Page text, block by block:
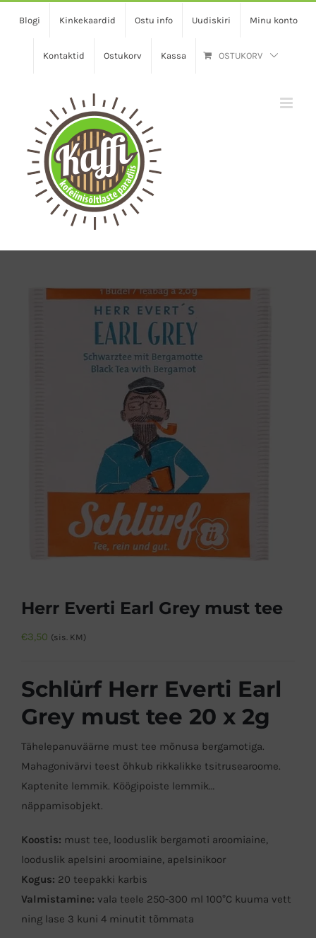
Blogi Kinkekaardid Ostu info Uudiskiri Minu konto
Kontaktid Ostukorv Kassa OSTUKORV
Herr Everti Earl Grey must tee
€3,50 (sis. KM)
Schlürf Herr Everti Earl
Grey must tee 20 x 2g
Tähelepanuväärne must tee mõnusa bergamotiga.
Mahagonivärvi teest õhkub rikkalikke tsitrusearoome.
Kaptenite lemmik. Köögipoiste lemmik…
näppamisobjekt.
Koostis: must tee, looduslik bergamoti aroomiaine,
looduslik apelsini aroomiaine, apelsinikoor
Kogus: 20 teepakki karbis
Valmistamine: vala teele 250-300 ml 100°C kuuma vett
ning lase 3 kuni 4 minutit tõmmata